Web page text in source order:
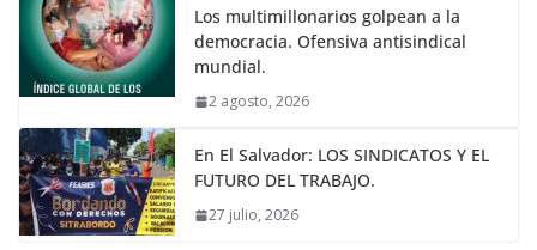
Los multimillonarios golpean a la
democracia. Ofensiva antisindical
mundial.
2 agosto, 2026
En El Salvador: LOS SINDICATOS Y EL
FUTURO DEL TRABAJO.
27 julio, 2026